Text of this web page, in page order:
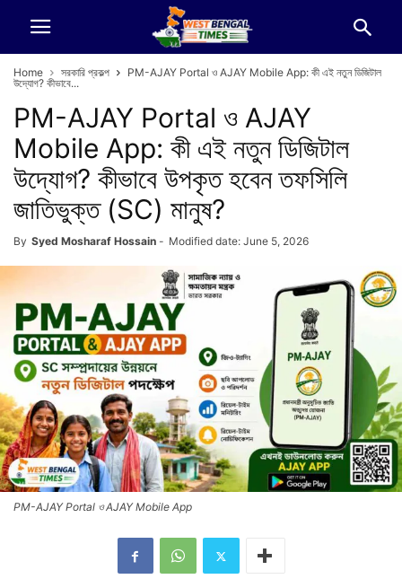
Home সরকারি প্রকল্প
PM-AJAY Portal ও AJAY Mobile App: কী এই নতুন ডিজিটাল
উদ্যোগ? কীভাবে...
PM-AJAY Portal ও AJAY
Mobile App: কী এই নতুন ডিজিটাল
উদ্যোগ? কীভাবে উপকৃত হবেন তফসিলি
জাতিভুক্ত (SC) মানুষ?
By Syed Mosharaf Hossain - Modified date: June 5, 2026
PM-AJAY Portal ও AJAY Mobile App